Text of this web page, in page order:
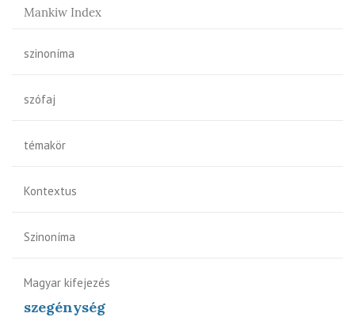
Mankiw Index
szinoníma
szófaj
témakör
Kontextus
Szinoníma
Magyar kifejezés
szegénység